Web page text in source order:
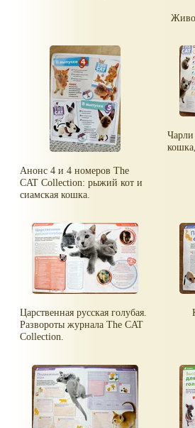
Анонс 4 и 4 номеров The
CAT Сollection: рыжий кот и
сиамская кошка.
Чарли
Царственная русская голубая.
Развороты журнала The CAT
Сollection.